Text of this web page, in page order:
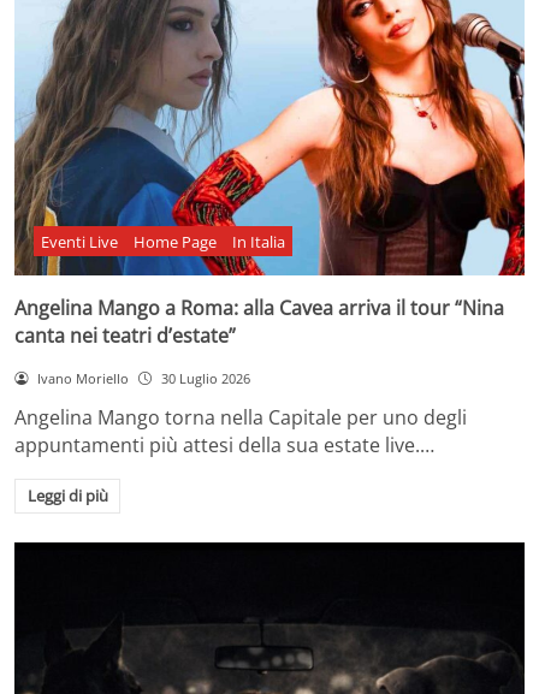
Eventi Live Home Page In Italia
Angelina Mango a Roma: alla Cavea arriva il tour “Nina
canta nei teatri d’estate”
Ivano Moriello 30 Luglio 2026
Angelina Mango torna nella Capitale per uno degli
appuntamenti più attesi della sua estate live.…
Leggi di più